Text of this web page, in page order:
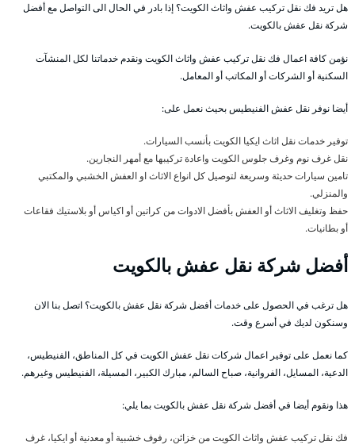
هل تريد فك نقل تركيب عفش واثاث الكويت؟ إذا بادر في الحال الى التواصل مع أفضل
شركة نقل عفش بالكويت.
نؤمن كافة اعمال فك نقل تركيب عفش واثاث الكويت ونقدم خدماتنا لكل المنشآت
السكنية أو الشركات أو المكاتب أو المعامل.
أيضا نوفر نقل عفش الفنيطيس بحيث نعمل على:
توفير خدمات نقل اثاث ايكيا الكويت بأنسب السيارات.
نقل غرف نوم وغرف جلوس الكويت واعادة تركيبها مع أمهر النجارين.
تامين سيارات حديثة وسريعة لتوصيل كل انواع الاثاث او العفش الخشبي والمكتبي
والمنزلي.
حفظ وتغليف الاثاث أو العفش بأفضل الادوات من كراتين أو اكياس أو بلاستيك فقاعات
أو بطانيات.
أفضل شركة نقل عفش بالكويت
هل ترغب في الحصول على خدمات أفضل شركة نقل عفش بالكويت؟ اتصل بنا الان
وسنكون لديك في أسرع وقت.
كما نعمل على توفير اعمال شركات نقل عفش الكويت في كل المناطق، الفنيطيس،
الدعية، المسايل، الفروانية، صباح السالم، مبارك الكبير، المسيلة، الفنيطيس وغيرهم.
هذا ونقوم أيضا في أفضل شركة نقل عفش بالكويت بما يلي:
فك نقل تركيب عفش واثاث الكويت من خزائن، رفوف خشبية أو معدنية أو ايكيا، غرف